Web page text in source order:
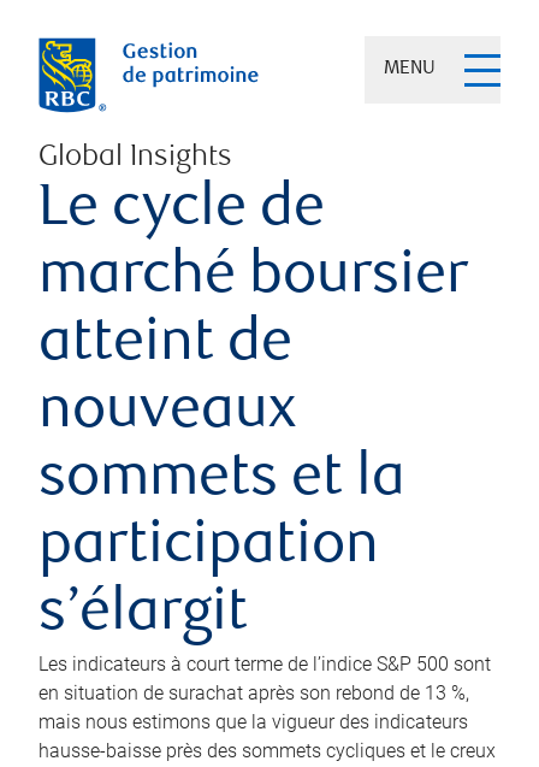
MENU
Global Insights
Le cycle de
marché boursier
atteint de
nouveaux
sommets et la
participation
s’élargit
Les indicateurs à court terme de l’indice S&P 500 sont
en situation de surachat après son rebond de 13 %,
mais nous estimons que la vigueur des indicateurs
hausse-baisse près des sommets cycliques et le creux